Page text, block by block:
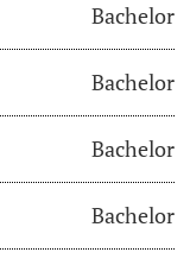
Bachelor
Bachelor
Bachelor
Bachelor